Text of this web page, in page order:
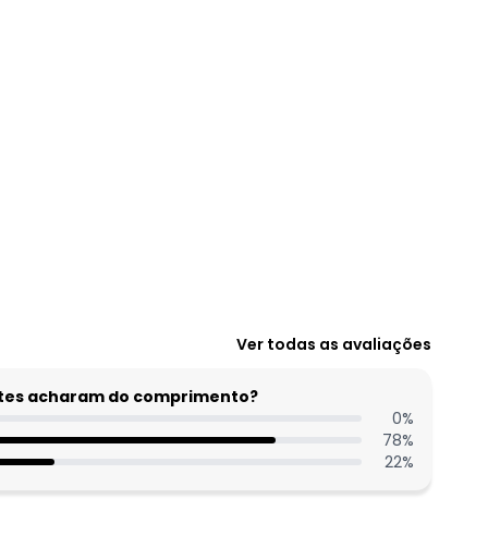
Ver todas as avaliações
acharam do comprimento?
0%
78%
22%